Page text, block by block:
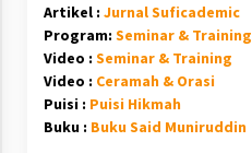
Artikel : Jurnal Suficademic
Program: Seminar & Training
Video : Seminar & Training
Video : Ceramah & Orasi
Puisi : Puisi Hikmah
Buku : Buku Said Muniruddin